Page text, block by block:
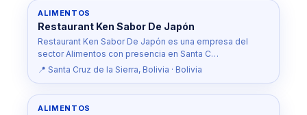
ALIMENTOS
Restaurant Ken Sabor De Japón
Restaurant Ken Sabor De Japón es una empresa del
sector Alimentos con presencia en Santa C…
📍 Santa Cruz de la Sierra, Bolivia · Bolivia
ALIMENTOS